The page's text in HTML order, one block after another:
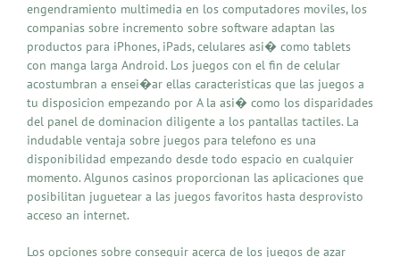
engendramiento multimedia en los computadores moviles, los
companias sobre incremento sobre software adaptan las
productos para iPhones, iPads, celulares asi� como tablets
con manga larga Android. Los juegos con el fin de celular
acostumbran a ensei�ar ellas caracteristicas que las juegos a
tu disposicion empezando por A la asi� como los disparidades
del panel de dominacion diligente a los pantallas tactiles. La
indudable ventaja sobre juegos para telefono es una
disponibilidad empezando desde todo espacio en cualquier
momento. Algunos casinos proporcionan las aplicaciones que
posibilitan juguetear a las juegos favoritos hasta desprovisto
acceso an internet.
Los opciones sobre conseguir acerca de los juegos de azar